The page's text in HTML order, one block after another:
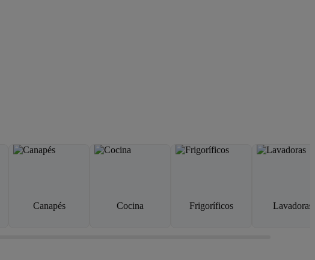
Canapés Cocina Frigoríficos Lavadoras